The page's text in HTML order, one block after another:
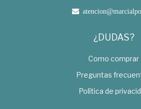
¿DUDAS?
Como comprar
Preguntas
Política de